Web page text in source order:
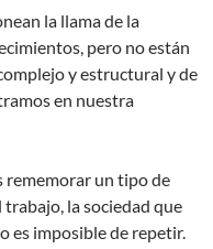
la llama de la
pero no están
y estructural y de
en nuestra
rememorar un tipo de
la sociedad que
es imposible de repetir.